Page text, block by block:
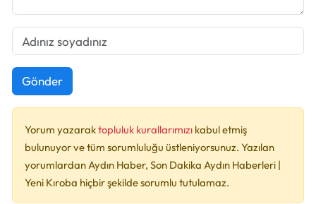
Gönder
Yorum yazaraktopluluk kurallarımızı kabul etmiş
bulunuyor ve tüm sorumluluğu üstleniyorsunuz. Yazılan
yorumlardan Aydın Haber, Son Dakika Aydın Haberleri |
Yeni Kıroba hiçbir şekilde sorumlu tutulamaz.